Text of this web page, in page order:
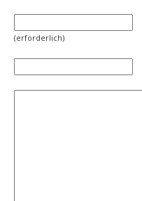
(erforderlich)